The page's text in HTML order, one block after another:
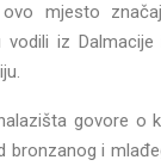
mjesto
iz
govore o
i